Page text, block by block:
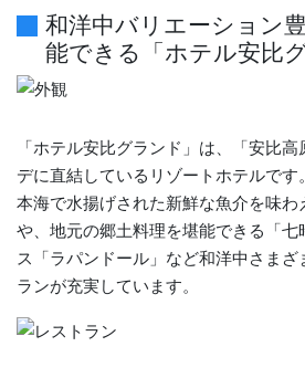
和洋中バリエーション
能できる「ホテル安比
「ホテル安比グランド」は、「安比
デに直結しているリゾートホテルです
本海で水揚げされた新鮮な魚介を味
や、地元の郷土料理を堪能できる「七
ス「ラパンドール」など和洋中さまざ
ランが充実しています。